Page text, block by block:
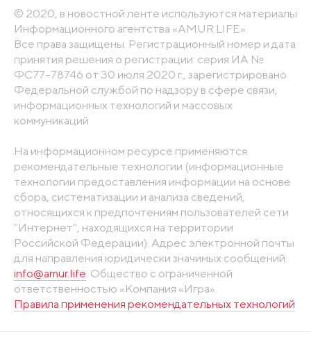
© 2020, в новостной ленте используются материалы
Информационного агентства «AMUR.LIFE».
Все права защищены. Регистрационный номер и дата
принятия решения о регистрации: серия ИА №
ФС77-78746 от 30 июля 2020 г., зарегистрировано
Федеральной службой по надзору в сфере связи,
информационных технологий и массовых
коммуникаций
На информационном ресурсе применяются
рекомендательные технологии (информационные
технологии предоставления информации на основе
сбора, систематизации и анализа сведений,
относящихся к предпочтениям пользователей сети
"Интернет", находящихся на территории
Российской Федерации). Адрес электронной почты
для направления юридически значимых сообщений:
info@amur.life. Общество с ограниченной
ответственностью «Компания «Игра».
Правила применения рекомендательных технологий